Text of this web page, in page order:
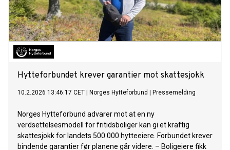
Hytteforbundet krever garantier mot skattesjokk
10.2.2026 13:46:17 CET Norges Hytteforbund Pressemelding
Norges Hytteforbund advarer mot at en ny
verdsettelsesmodell for fritidsboliger kan gi et kraftig
skattesjokk for landets 500 000 hytteeiere. Forbundet krever
bindende garantier før planene går videre. – Boligeiere fikk